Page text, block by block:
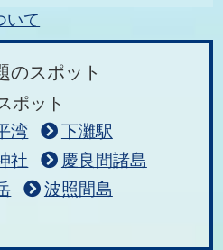
いて
のスポット
ポット
湾
下灘駅
社
慶良間諸島
波照間島